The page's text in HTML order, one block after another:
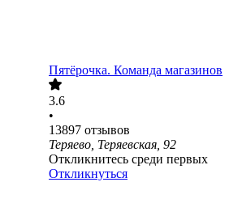
Пятёрочка. Команда магазинов
3.6
•
13897 отзывов
Теряево, Теряевская, 92
Откликнитесь среди первых
Откликнуться